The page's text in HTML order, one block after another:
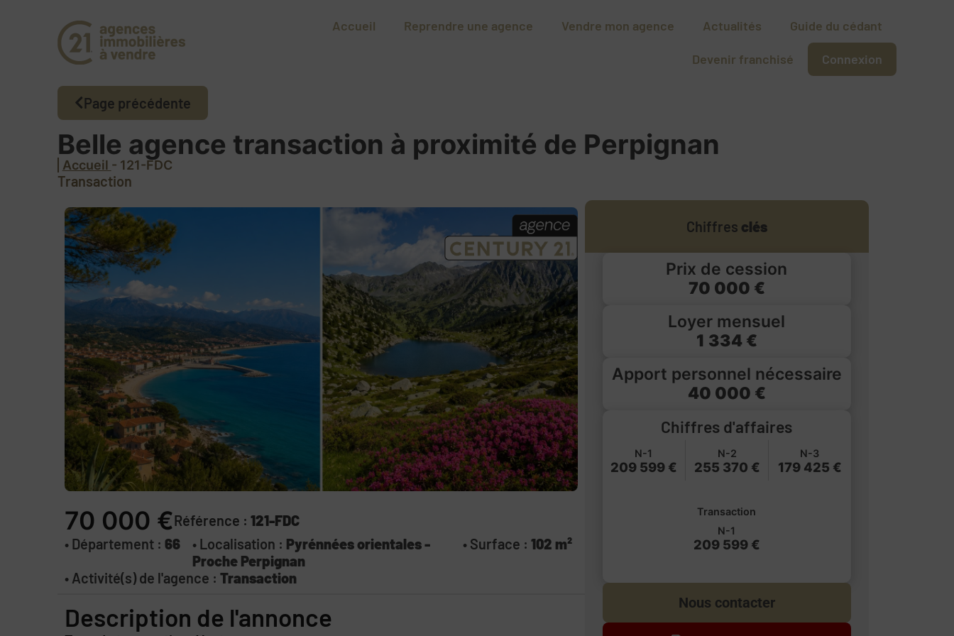
Accueil Reprendre une agence Vendre mon agence Actualités Guide du cédant
Devenir franchisé Connexion
Page précédente
Belle agence transaction à proximité de Perpignan
Accueil - 121-FDC
Transaction
70 000 €Référence : 121-FDC
• Département : 66 • Localisation : Pyrénnées orientales -
Proche Perpignan
• Surface :102 m²
• Activité(s) de l'agence : Transaction
Description de l'annonce
Chiffres clés
Prix de cession
70 000 €
Loyer mensuel
1 334 €
Apport personnel nécessaire
40 000 €
Chiffres d'affaires
N-1
209 599 €
N-2
255 370 €
N-3
179 425 €
Transaction
N-1
209 599 €
Nous contacter